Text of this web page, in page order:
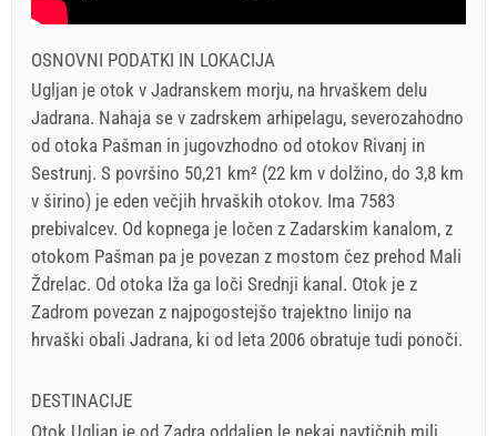
OSNOVNI PODATKI IN LOKACIJA
Ugljan je otok v Jadranskem morju, na hrvaškem delu
Jadrana. Nahaja se v zadrskem arhipelagu, severozahodno
od otoka Pašman in jugovzhodno od otokov Rivanj in
Sestrunj. S površino 50,21 km² (22 km v dolžino, do 3,8 km
v širino) je eden večjih hrvaških otokov. Ima 7583
prebivalcev. Od kopnega je ločen z Zadarskim kanalom, z
otokom Pašman pa je povezan z mostom čez prehod Mali
Ždrelac. Od otoka Iža ga loči Srednji kanal. Otok je z
Zadrom povezan z najpogostejšo trajektno linijo na
hrvaški obali Jadrana, ki od leta 2006 obratuje tudi ponoči.
DESTINACIJE
Otok Ugljan je od Zadra oddaljen le nekaj navtičnih milj.